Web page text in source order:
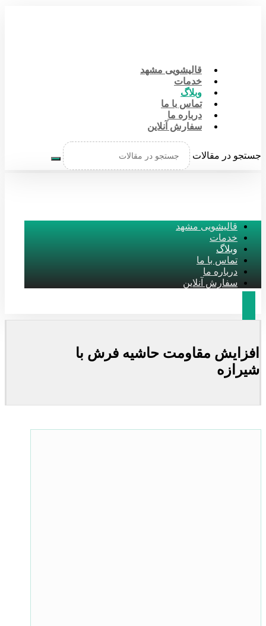
قالیشویی مشهد
خدمات
وبلاگ
تماس با ما
درباره ما
سفارش آنلاین
جستجو در مقالات
قالیشویی مشهد
خدمات
وبلاگ
تماس با ما
درباره ما
سفارش آنلاین
افزایش مقاومت حاشیه فرش با
شیرازه